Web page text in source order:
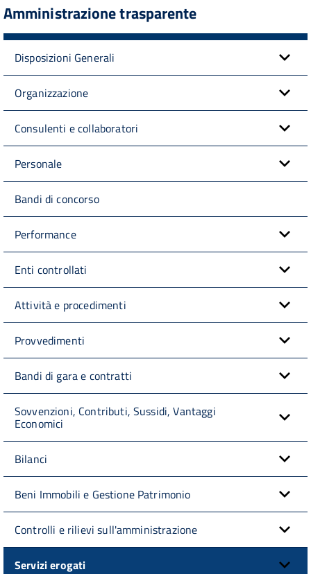
Amministrazione trasparente
Disposizioni Generali
Organizzazione
Consulenti e collaboratori
Personale
Bandi di concorso
Performance
Enti controllati
Attività e procedimenti
Provvedimenti
Bandi di gara e contratti
Sovvenzioni, Contributi, Sussidi, Vantaggi
Economici
Bilanci
Beni Immobili e Gestione Patrimonio
Controlli e rilievi sull'amministrazione
Servizi erogati